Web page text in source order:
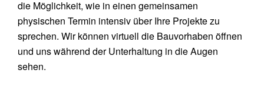
die Möglichkeit, wie in einen gemeinsamen
physischen Termin intensiv über Ihre Projekte zu
sprechen. Wir können virtuell die Bauvorhaben öffnen
und uns während der Unterhaltung in die Augen
sehen.